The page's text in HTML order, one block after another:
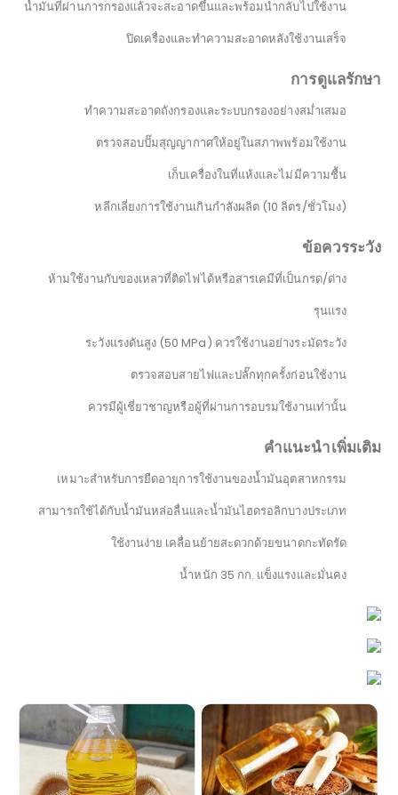
น้ำมันที่ผ่านการกรองแล้วจะสะอาดขึ้นและพร้อมนำกลับไปใช้งาน
ปิดเครื่องและทำความสะอาดหลังใช้งานเสร็จ
การดูแลรักษา
ทำความสะอาดถังกรองและระบบกรองอย่างสม่ำเสมอ
ตรวจสอบปั๊มสุญญากาศให้อยู่ในสภาพพร้อมใช้งาน
เก็บเครื่องในที่แห้งและไม่มีความชื้น
หลีกเลี่ยงการใช้งานเกินกำลังผลิต (10 ลิตร/ชั่วโมง)
ข้อควรระวัง
ห้ามใช้งานกับของเหลวที่ติดไฟได้หรือสารเคมีที่เป็นกรด/ด่าง
รุนแรง
ระวังแรงดันสูง (50 MPa) ควรใช้งานอย่างระมัดระวัง
ตรวจสอบสายไฟและปลั๊กทุกครั้งก่อนใช้งาน
ควรมีผู้เชี่ยวชาญหรือผู้ที่ผ่านการอบรมใช้งานเท่านั้น
คำแนะนำเพิ่มเติม
เหมาะสำหรับการยืดอายุการใช้งานของน้ำมันอุตสาหกรรม
สามารถใช้ได้กับน้ำมันหล่อลื่นและน้ำมันไฮดรอลิกบางประเภท
ใช้งานง่าย เคลื่อนย้ายสะดวกด้วยขนาดกะทัดรัด
น้ำหนัก 35 กก. แข็งแรงและมั่นคง